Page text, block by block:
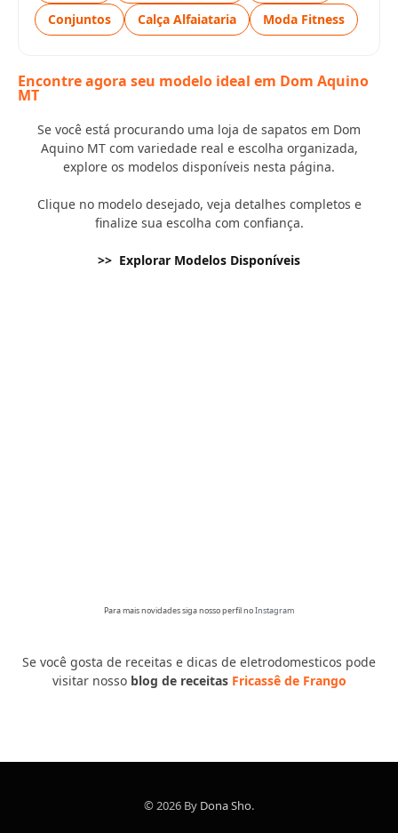
Conjuntos
Calça Alfaiataria Moda Fitness
Encontre agora seu modelo ideal em Dom Aquino
MT
Se você está procurando uma loja de sapatos em Dom
Aquino MT com variedade real e escolha organizada,
explore os modelos disponíveis nesta página.
Clique no modelo desejado, veja detalhes completos e
finalize sua escolha com confiança.
>> Explorar Modelos Disponíveis
Para mais novidades siga nosso perfil noInstagram
Se você gosta de receitas e dicas de eletrodomesticos pode
visitar nosso blog de receitas Fricassê de Frango
© 2026 By Dona Sho.